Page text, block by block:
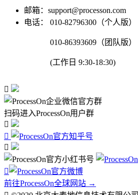
邮箱：support@processon.com
电话：
010-82796300（个人版）
010-86393609（团队版）
(工作日 9:30-18:30)

扫码进入ProcessOn用户群




前往ProcessOn全球网站 →